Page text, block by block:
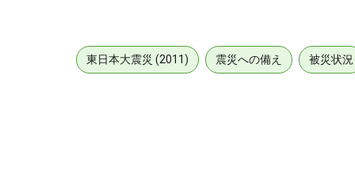
東日本大震災 (2011) 震災への備え 被災状況